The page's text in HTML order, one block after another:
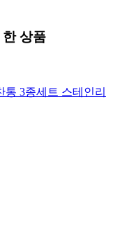
상품
통 3종세트 스테인리